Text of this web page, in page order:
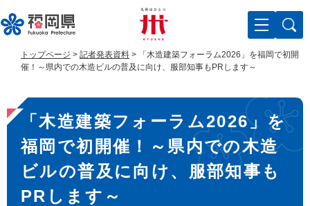
ー
ジ
す
。
ニ
ュ
し
て
トップページ > 記者発表資料 >
「木造建築フォーラム2026」を福岡で初開
催！～県内での木造ビルの普及に向け、服部知事もPRします～
本
文
「木造建築フォーラム2026」を
福岡で初開催！～県内での木造
ビルの普及に向け、服部知事も
PRします～